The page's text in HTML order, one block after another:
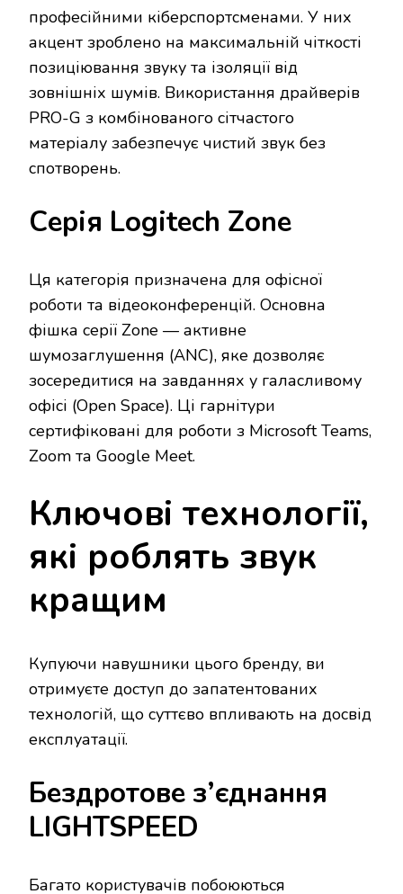
професійними кіберспортсменами. У них
акцент зроблено на максимальній чіткості
позиціювання звуку та ізоляції від
зовнішніх шумів. Використання драйверів
PRO-G з комбінованого сітчастого
матеріалу забезпечує чистий звук без
спотворень.
Серія Logitech Zone
Ця категорія призначена для офісної
роботи та відеоконференцій. Основна
фішка серії Zone — активне
шумозаглушення (ANC), яке дозволяє
зосередитися на завданнях у галасливому
офісі (Open Space). Ці гарнітури
сертифіковані для роботи з Microsoft Teams,
Zoom та Google Meet.
Ключові технології,
які роблять звук
кращим
Купуючи навушники цього бренду, ви
отримуєте доступ до запатентованих
технологій, що суттєво впливають на досвід
експлуатації.
Бездротове з’єднання
LIGHTSPEED
Багато користувачів побоюються